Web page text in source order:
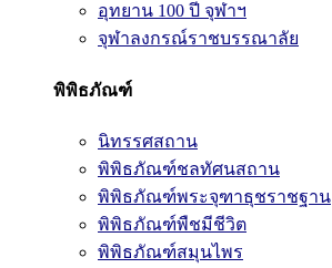
อุทยาน 100 ปี จุฬาฯ
จุฬาลงกรณ์ราชบรรณาลัย
พิพิธภัณฑ์
นิทรรศสถาน
พิพิธภัณฑ์ชลทัศนสถาน
พิพิธภัณฑ์พระจุฑาธุชราชฐาน
พิพิธภัณฑ์พืชมีชีวิต
พิพิธภัณฑ์สมุนไพร